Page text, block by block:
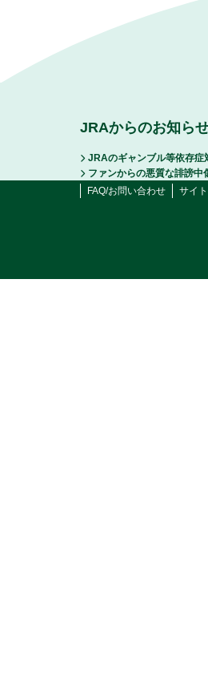
JRAからのお知ら
JRAのギャンブル等依存症
ファンからの悪質な誹謗中
FAQ/お問い合わせ
サイ